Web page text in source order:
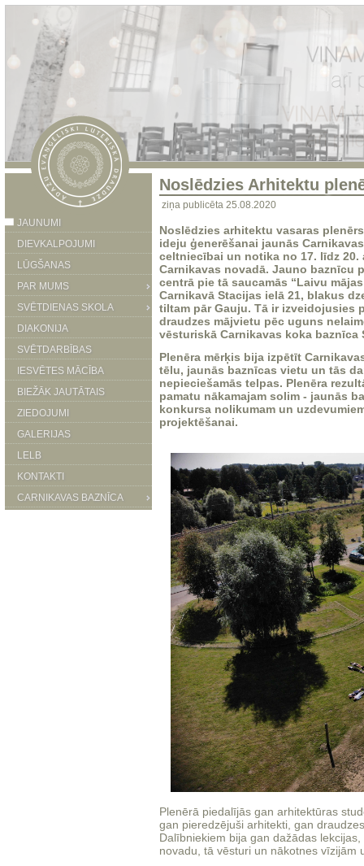
JAUNUMI
DIEVKALPOJUMI
LŪGŠANAS
PAR MUMS
SVĒTDIENAS SKOLA
DIAKONIJA
SVĒTDARBĪBAS
IESVĒTES MĀCĪBA
BIEŽĀK JAUTĀTAIS
ZIEDOJUMI
GALERIJAS
LELB
KONTAKTI
CARNIKAVAS BAZNĪCA
Noslēdzies Arhitektu
ziņa publicēta 25.08.2020
Noslēdzies arhitektu vasaras
ideju ģenerēšanai jaunās
celtniecībai un notika no 17. līdz 20.
Carnikavas novadā. Jauno baznīcu
centrā pie tā saucamās “Laivu
Carnikavā Stacijas ielā 21, blakus
tiltam pār Gauju. Tā ir izveidojusies
draudzes mājvietu pēc uguns
vēsturiskā Carnikavas koka baznīca
Plenēra mērķis bija izpētīt
tēlu, jaunās baznīcas vietu un tās
nepieciešamās telpas. Plenēra
pamatu nākamajam solim - jaunās
konkursa nolikumam un
projektēšanai.
Plenērā piedalījās gan arhitektūras
gan pieredzējuši arhitekti, gan
Dalībniekiem bija gan dažādas
novadu, tā vēsturi un nākotnes vīzijām